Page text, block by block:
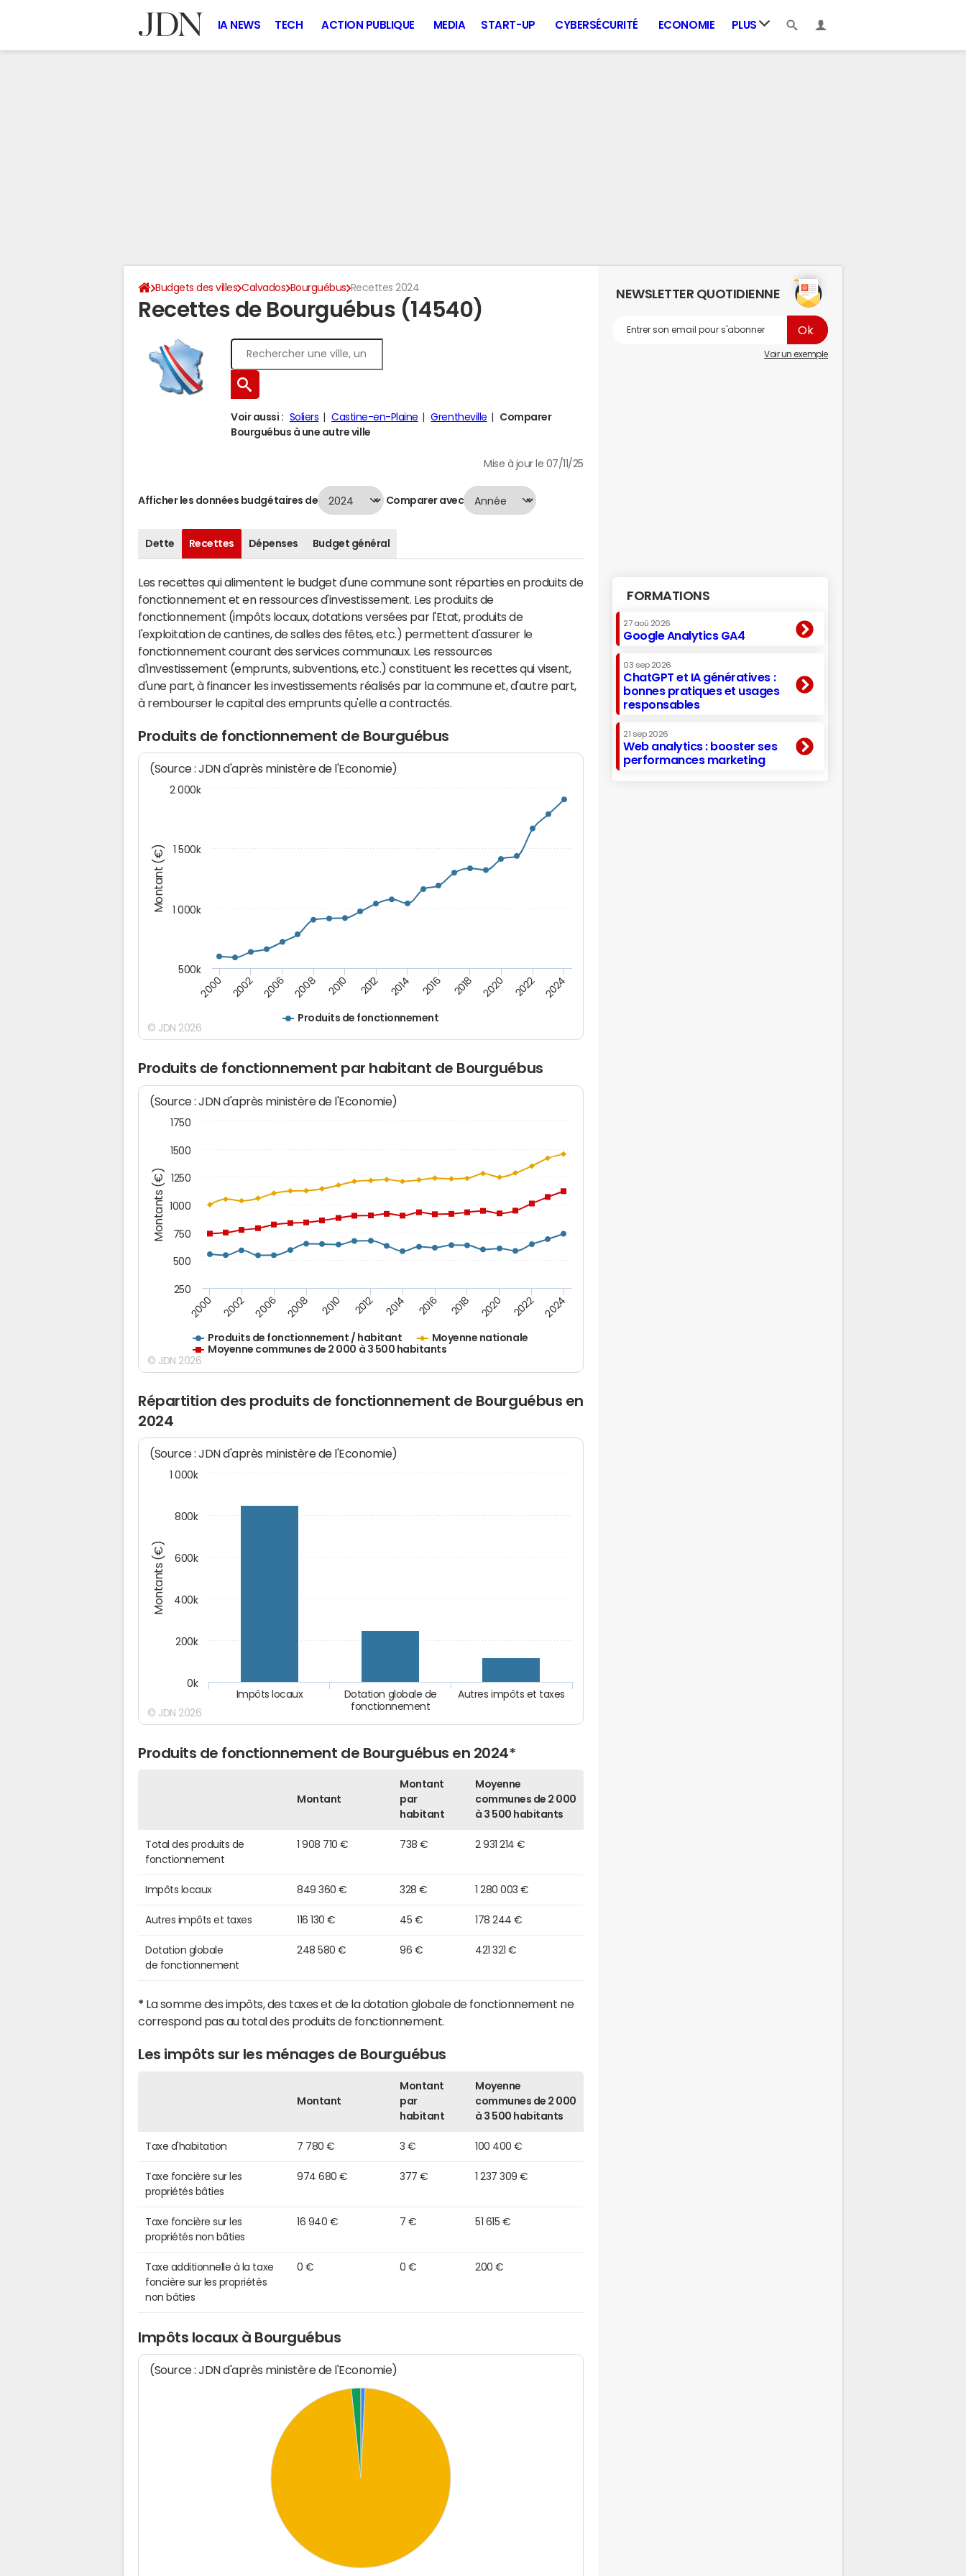
IA NEWS TECH ACTION PUBLIQUE MEDIA START-UP CYBERSÉCURITÉ ECONOMIE PLUS
Budgets des villes Calvados Bourguébus Recettes 2024
Recettes de Bourguébus (14540)
Voir aussi : Soliers Castine-en-Plaine Grentheville
Comparer
Bourguébus à une autre ville
Mise à jour le 07/11/25
Afficher les données budgétaires de Comparer avec
Dette Recettes Dépenses Budget général
Les recettes qui alimentent le budget d'une commune sont réparties en produits de
fonctionnement et en ressources d'investissement. Les produits de
fonctionnement (impôts locaux, dotations versées par l'Etat, produits de
l'exploitation de cantines, de salles des fêtes, etc.) permettent d'assurer le
fonctionnement courant des services communaux. Les ressources
d'investissement (emprunts, subventions, etc.) constituent les recettes qui visent,
d'une part, à financer les investissements réalisés par la commune et, d'autre part,
à rembourser le capital des emprunts qu'elle a contractés.
Produits de fonctionnement de Bourguébus
Montant (€)
(Source : JDN d'après ministère de l'Economie)
Produits de fonctionnement
2000 2002 2006 2008 2010 2012 2014 2016 2018 2020 2022 2024
500k
1 000k
1 500k
2 000k
© JDN 2026
Produits de fonctionnement par habitant de Bourguébus
Montants (€)
(Source : JDN d'après ministère de l'Economie)
Produits de fonctionnement / habitant
Moyenne nationale
Moyenne communes de 2 000 à 3 500 habitants
2000 2002 2006 2008 2010 2012 2014 2016 2018 2020 2022 2024
250
500
750
1000
1250
1500
1750
© JDN 2026
Répartition des produits de fonctionnement de Bourguébus en
2024
Montants (€)
(Source : JDN d'après ministère de l'Economie)
Autres impôts et taxes
Dotation globale de
fonctionnement
Impôts locaux
0k
200k
400k
600k
800k
1 000k
© JDN 2026
Produits de fonctionnement de Bourguébus en 2024*
Montant
Montant
par
habitant
Moyenne
communes de 2 000
à 3 500 habitants
Total des produits de
fonctionnement
1 908 710 € 738 € 2 931 214 €
Impôts locaux 849 360 € 328 € 1 280 003 €
Autres impôts et taxes 116 130 € 45 € 178 244 €
Dotation globale
de fonctionnement
248 580 € 96 € 421 321 €
* La somme des impôts, des taxes et de la dotation globale de fonctionnement ne
correspond pas au total des produits de fonctionnement.
Les impôts sur les ménages de Bourguébus
Montant
Montant
par
habitant
Moyenne
communes de 2 000
à 3 500 habitants
Taxe d'habitation 7 780 € 3 € 100 400 €
Taxe foncière sur les
propriétés bâties
974 680 € 377 € 1 237 309 €
Taxe foncière sur les
propriétés non bâties
16 940 € 7 € 51 615 €
Taxe additionnelle à la taxe
foncière sur les propriétés
non bâties
0 € 0 € 200 €
Impôts locaux à Bourguébus
(Source : JDN d'après ministère de l'Economie)
NEWSLETTER QUOTIDIENNE
Voir un exemple
FORMATIONS
27 aoû 2026
Google Analytics GA4
03 sep 2026
ChatGPT et IA génératives :
bonnes pratiques et usages
responsables
21 sep 2026
Web analytics : booster ses
performances marketing